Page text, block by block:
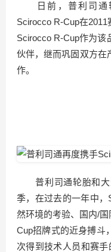
日前，普利司通
Scirocco R-Cup在
Scirocco R-Cup作为该
伙伴，继而巩固双方在
作。
普利司通轮胎和大
季，在过去的一年中，
然环境的考验、国内/
Cup招牌式的近身搏斗
次得到技术人员和赛手